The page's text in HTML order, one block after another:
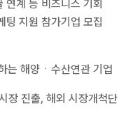
연계 등 비즈니스 기회
팅 지원 참가기업 모집
는 해양ㆍ수산연관 기업
장 진출, 해외 시장개척단